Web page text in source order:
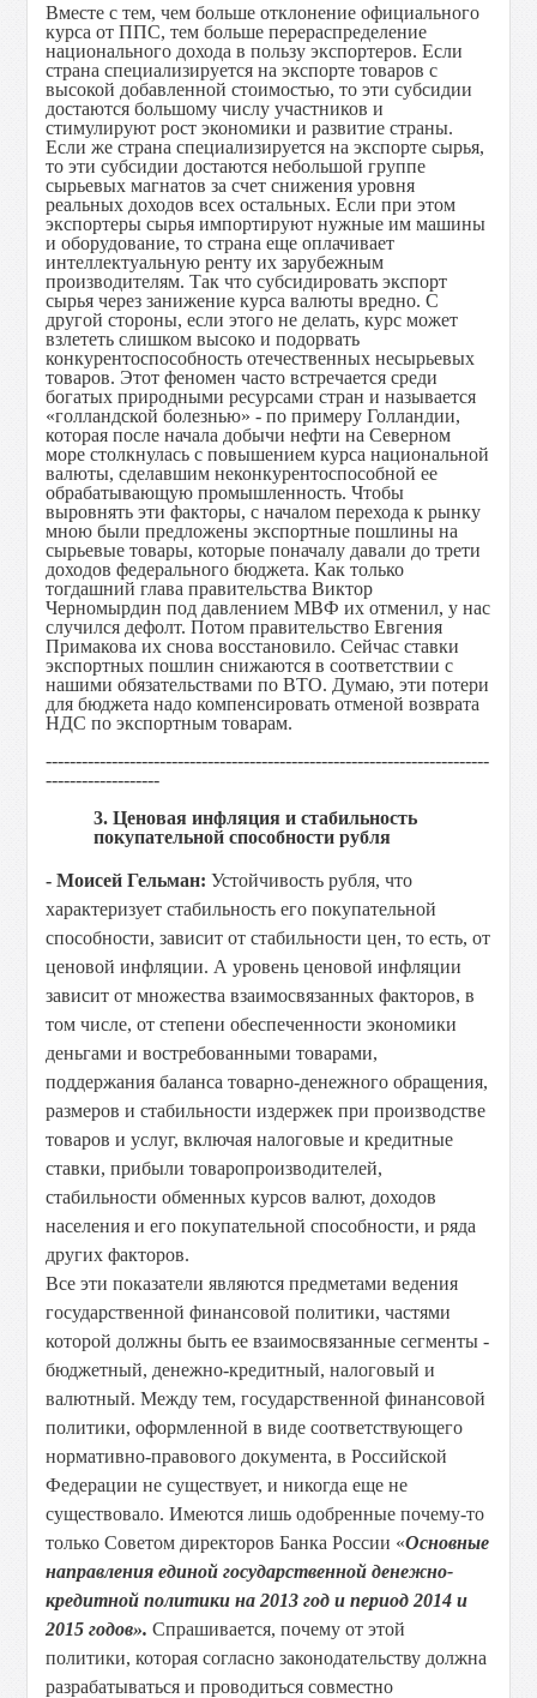
Вместе с тем, чем больше отклонение официального
курса от ППС, тем больше перераспределение
национального дохода в пользу экспортеров. Если
страна специализируется на экспорте товаров с
высокой добавленной стоимостью, то эти субсидии
достаются большому числу участников и
стимулируют рост экономики и развитие страны.
Если же страна специализируется на экспорте сырья,
то эти субсидии достаются небольшой группе
сырьевых магнатов за счет снижения уровня
реальных доходов всех остальных. Если при этом
экспортеры сырья импортируют нужные им машины
и оборудование, то страна еще оплачивает
интеллектуальную ренту их зарубежным
производителям. Так что субсидировать экспорт
сырья через занижение курса валюты вредно. С
другой стороны, если этого не делать, курс может
взлететь слишком высоко и подорвать
конкурентоспособность отечественных несырьевых
товаров. Этот феномен часто встречается среди
богатых природными ресурсами стран и называется
«голландской болезнью» - по примеру Голландии,
которая после начала добычи нефти на Северном
море столкнулась с повышением курса национальной
валюты, сделавшим неконкурентоспособной ее
обрабатывающую промышленность. Чтобы
выровнять эти факторы, с началом перехода к рынку
мною были предложены экспортные пошлины на
сырьевые товары, которые поначалу давали до трети
доходов федерального бюджета. Как только
тогдашний глава правительства Виктор
Черномырдин под давлением МВФ их отменил, у нас
случился дефолт. Потом правительство Евгения
Примакова их снова восстановило. Сейчас ставки
экспортных пошлин снижаются в соответствии с
нашими обязательствами по ВТО. Думаю, эти потери
для бюджета надо компенсировать отменой возврата
НДС по экспортным товарам.
--------------------------------------------------------------------------
-------------------
3. Ценовая инфляция и стабильность
покупательной способности рубля
- Моисей Гельман: Устойчивость рубля, что
характеризует стабильность его покупательной
способности, зависит от стабильности цен, то есть, от
ценовой инфляции. А уровень ценовой инфляции
зависит от множества взаимосвязанных факторов, в
том числе, от степени обеспеченности экономики
деньгами и востребованными товарами,
поддержания баланса товарно-денежного обращения,
размеров и стабильности издержек при производстве
товаров и услуг, включая налоговые и кредитные
ставки, прибыли товаропроизводителей,
стабильности обменных курсов валют, доходов
населения и его покупательной способности, и ряда
других факторов.
Все эти показатели являются предметами ведения
государственной финансовой политики, частями
которой должны быть ее взаимосвязанные сегменты -
бюджетный, денежно-кредитный, налоговый и
валютный. Между тем, государственной финансовой
политики, оформленной в виде соответствующего
нормативно-правового документа, в Российской
Федерации не существует, и никогда еще не
существовало. Имеются лишь одобренные почему-то
только Советом директоров Банка России «Основные
направления единой государственной денежно-
кредитной политики на 2013 год и период 2014 и
2015 годов».Спрашивается, почему от этой
политики, которая согласно законодательству должна
разрабатываться и проводиться совместно